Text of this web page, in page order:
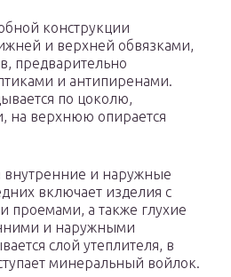
конструкции
и верхней обвязками,
предварительно
и антипиренами.
по цоколю,
на верхнюю опирается
внутренние и наружные
включает изделия с
а также глухие
и наружными
слой утеплителя, в
минеральный войлок.